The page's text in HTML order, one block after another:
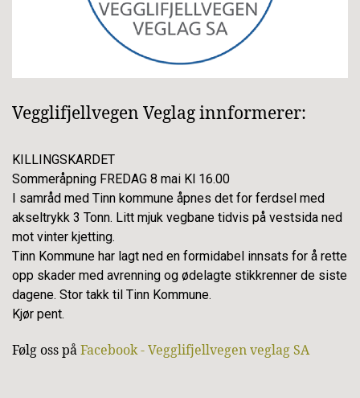
Vegglifjellvegen Veglag innformerer:
KILLINGSKARDET
Sommeråpning FREDAG 8 mai Kl 16.00
I samråd med Tinn kommune åpnes det for ferdsel med
akseltrykk 3 Tonn. Litt mjuk vegbane tidvis på vestsida ned
mot vinter kjetting.
Tinn Kommune har lagt ned en formidabel innsats for å rette
opp skader med avrenning og ødelagte stikkrenner de siste
dagene. Stor takk til Tinn Kommune.
Kjør pent.
Følg oss påFacebook - Vegglifjellvegen veglag SA